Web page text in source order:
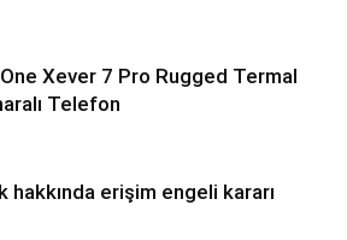
Xever 7 Pro Rugged Termal
Telefon
hakkında erişim engeli kararı